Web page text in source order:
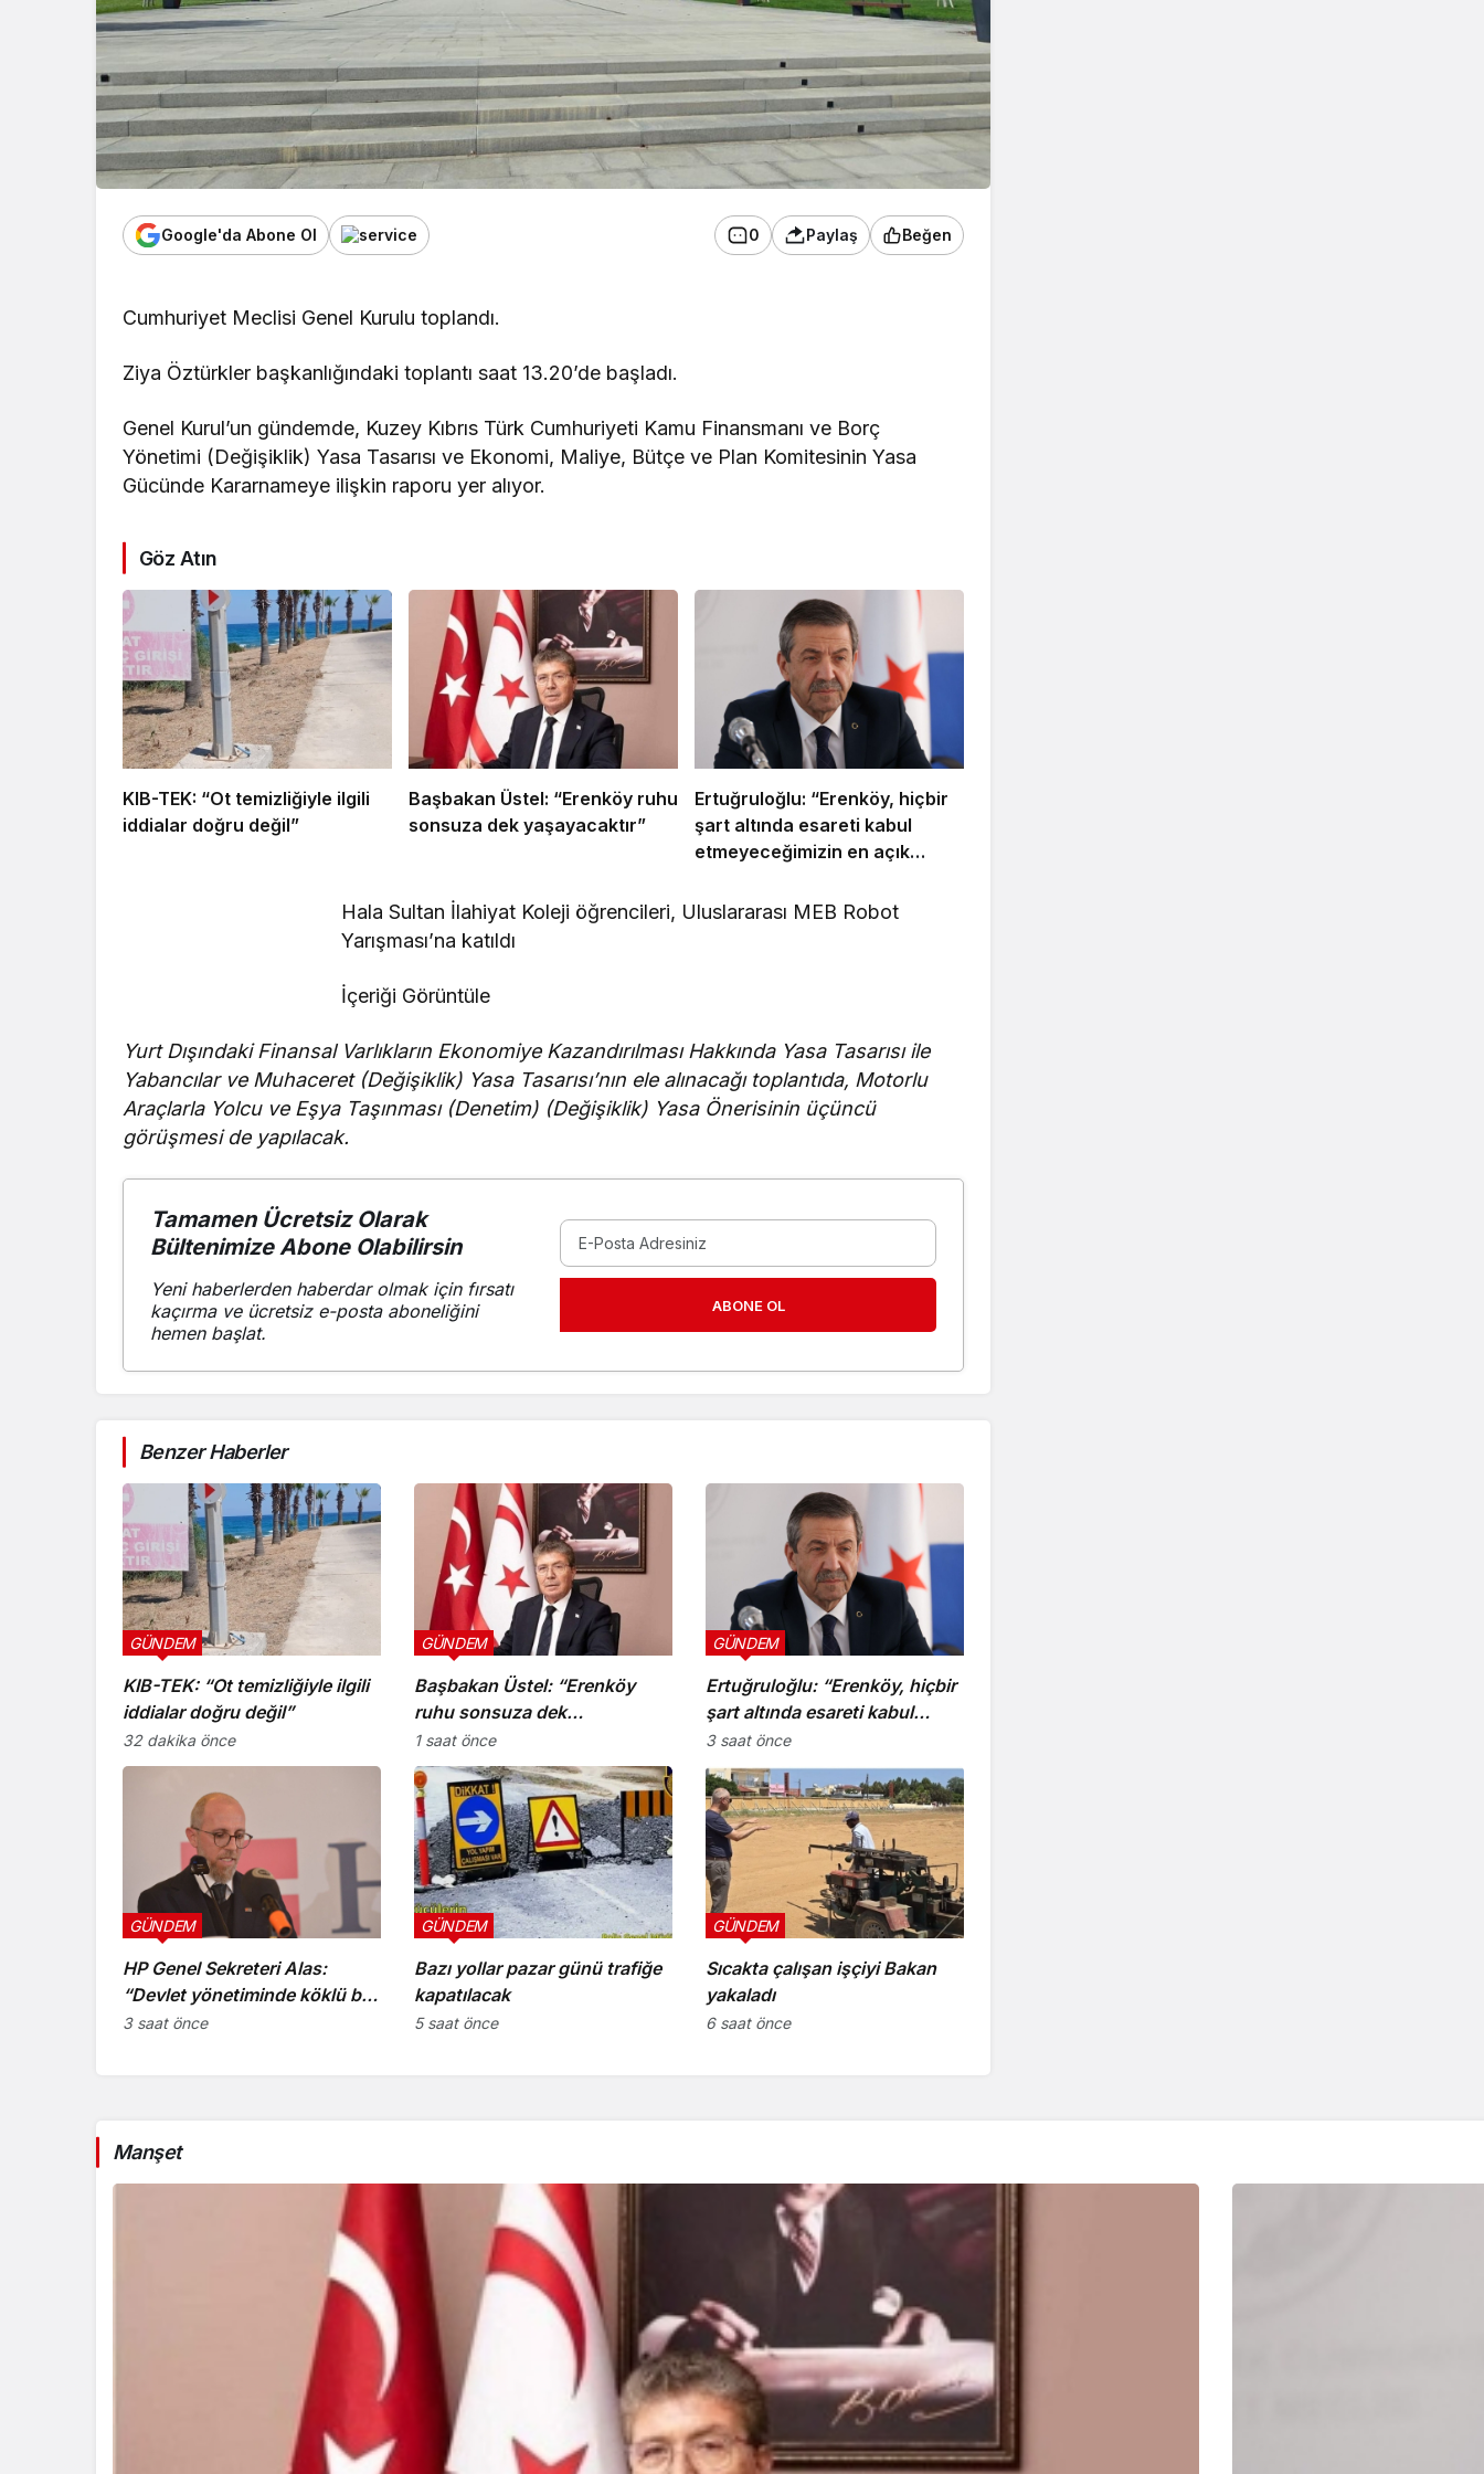
Google'da Abone Ol 0 Paylaş Beğen
Cumhuriyet Meclisi Genel Kurulu toplandı.
Ziya Öztürkler başkanlığındaki toplantı saat 13.20’de başladı.
Genel Kurul’un gündemde, Kuzey Kıbrıs Türk Cumhuriyeti Kamu Finansmanı ve Borç
Yönetimi (Değişiklik) Yasa Tasarısı ve Ekonomi, Maliye, Bütçe ve Plan Komitesinin Yasa
Gücünde Kararnameye ilişkin raporu yer alıyor.
Göz Atın
KIB-TEK: “Ot temizliğiyle ilgili
iddialar doğru değil”
Başbakan Üstel: “Erenköy ruhu
sonsuza dek yaşayacaktır”
Ertuğruloğlu: “Erenköy, hiçbir
şart altında esareti kabul
etmeyeceğimizin en açık
Hala Sultan İlahiyat Koleji öğrencileri, Uluslararası MEB Robot
Yarışması’na katıldı
İçeriği Görüntüle
Yurt Dışındaki Finansal Varlıkların Ekonomiye Kazandırılması Hakkında Yasa Tasarısı ile
Yabancılar ve Muhaceret (Değişiklik) Yasa Tasarısı’nın ele alınacağı toplantıda, Motorlu
Araçlarla Yolcu ve Eşya Taşınması (Denetim) (Değişiklik) Yasa Önerisinin üçüncü
görüşmesi de yapılacak.
Tamamen Ücretsiz Olarak
Bültenimize Abone Olabilirsin
Yeni haberlerden haberdar olmak için fırsatı
kaçırma ve ücretsiz e-posta aboneliğini
hemen başlat.
ABONE OL
Benzer Haberler
KIB-TEK: “Ot temizliğiyle ilgili
iddialar doğru değil”
GÜNDEM
32 dakika önce
Başbakan Üstel: “Erenköy
ruhu sonsuza dek
yaşayacaktır”
GÜNDEM
1 saat önce
Ertuğruloğlu: “Erenköy, hiçbir
şart altında esareti kabul
etmeyeceğimizin en açık
kanıtıdır”
GÜNDEM
3 saat önce
HP Genel Sekreteri Alas:
“Devlet yönetiminde köklü bir
zihniyet değişimine ihtiyaç
GÜNDEM
3 saat önce
Bazı yollar pazar günü trafiğe
kapatılacak
GÜNDEM
5 saat önce
Sıcakta çalışan işçiyi Bakan
yakaladı
GÜNDEM
6 saat önce
Manşet